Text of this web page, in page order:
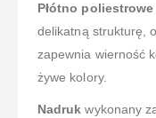
Płótno
delikatną strukturę,
zapewnia wierność
żywe kolory.
Nadruk wykonany